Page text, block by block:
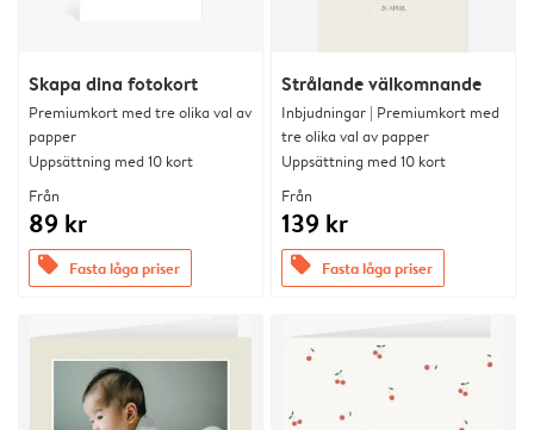
Skapa dina fotokort
Premiumkort med tre olika val av
papper
Uppsättning med 10 kort
Från
89 kr
offers Fasta låga priser
Strålande välkomnande
Inbjudningar | Premiumkort med
tre olika val av papper
Uppsättning med 10 kort
Från
139 kr
offers Fasta låga priser